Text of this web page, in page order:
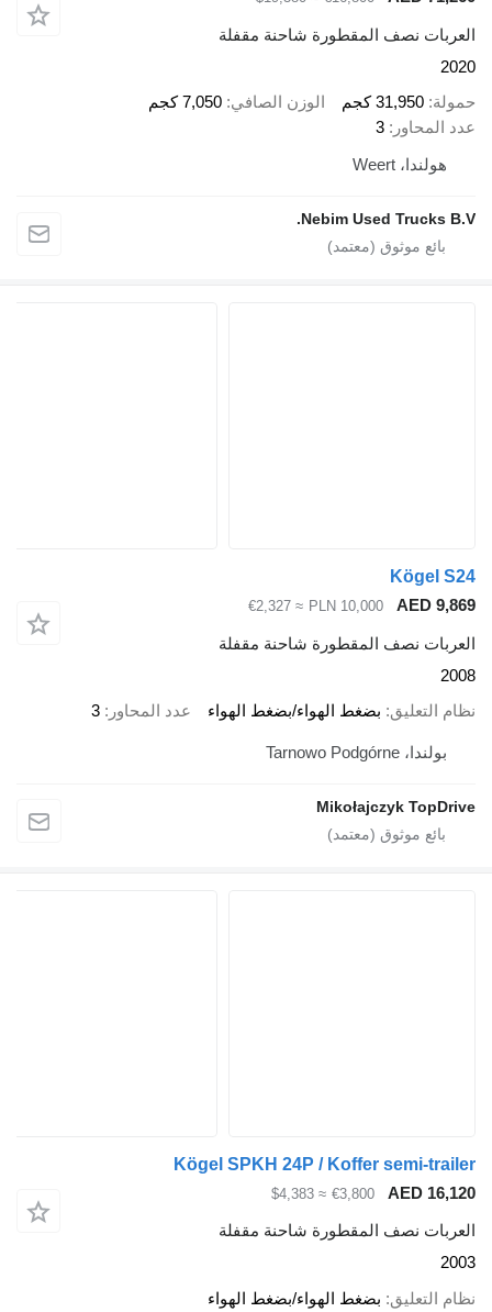
العربات نصف المقطورة شاحنة مقفلة
2020
حمولة 31,950 كجم الوزن الصافي 7,050 كجم
عدد المحاور
3
هولندا، Weert
Nebim Used Trucks B.V.
Kögel S24
AED 9,869
PLN 10,000
≈ €2,327
العربات نصف المقطورة شاحنة مقفلة
2008
نظام التعليق بضغط الهواء/بضغط الهواء عدد المحاور 3
بولندا، Tarnowo Podgórne
Mikołajczyk TopDrive
Kögel SPKH 24P / Koffer semi-trailer
AED 16,120
€3,800
≈ $4,383
العربات نصف المقطورة شاحنة مقفلة
2003
نظام التعليق بضغط الهواء/بضغط الهواء